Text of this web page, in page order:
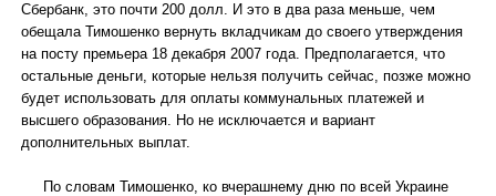
Сбербанк, это почти 200 долл. И это в два раза меньше, чем
обещала Тимошенко вернуть вкладчикам до своего утверждения
на посту премьера 18 декабря 2007 года. Предполагается, что
остальные деньги, которые нельзя получить сейчас, позже можно
будет использовать для оплаты коммунальных платежей и
высшего образования. Но не исключается и вариант
дополнительных выплат.
По словам Тимошенко, ко вчерашнему дню по всей Украине